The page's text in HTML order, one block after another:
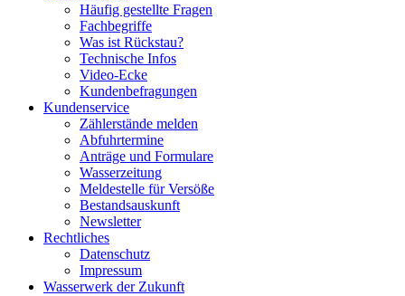
Häufig gestellte Fragen
Fachbegriffe
Was ist Rückstau?
Technische Infos
Video-Ecke
Kundenbefragungen
Kundenservice
Zählerstände melden
Abfuhrtermine
Anträge und Formulare
Wasserzeitung
Meldestelle für Versöße
Bestandsauskunft
Newsletter
Rechtliches
Datenschutz
Impressum
Wasserwerk der Zukunft